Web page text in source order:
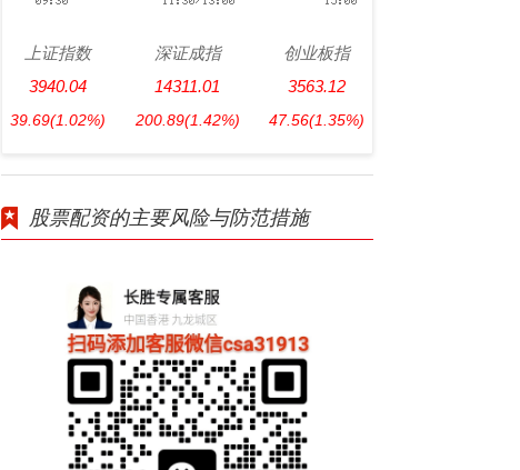
上证指数
3940.04
39.69(1.02%)
深证成指
14311.01
200.89(1.42%)
创业板指
3563.12
47.56(1.35%)
股票配资的主要风险与防范措施